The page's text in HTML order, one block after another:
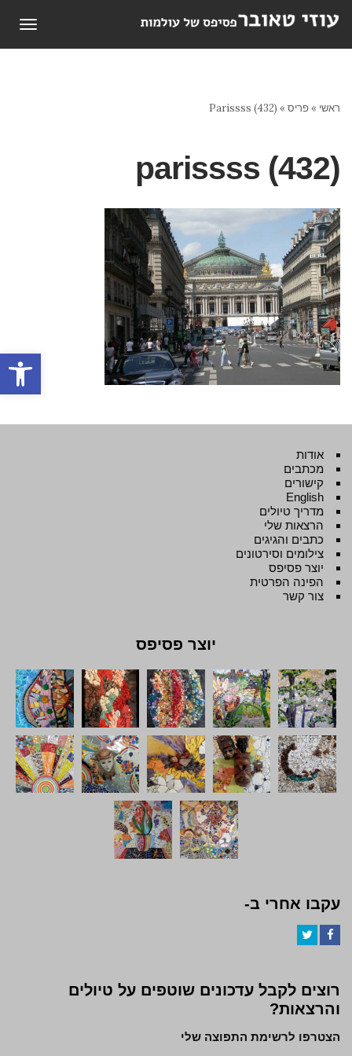
פתח
ראשי »פריס »
Parissss (432)
parissss (432)
אודות
מכתבים
קישורים
English
מדריך טיולים
הרצאות שלי
כתבים והגיגים
צילומים וסירטונים
יוצר פסיפס
הפינה הפרטית
צור קשר
יוצר פסיפס
עקבו אחרי ב-
רוצים לקבל עדכונים שוטפים על טיולים
והרצאות?
הצטרפו לרשימת התפוצה שלי